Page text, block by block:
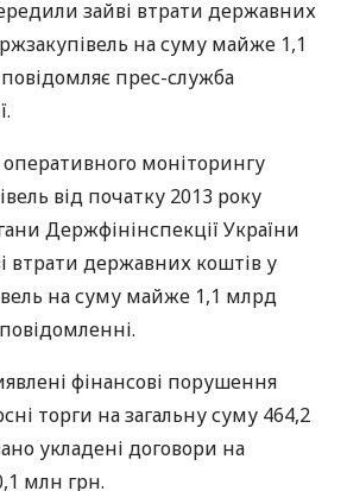
зайві втрати державних
на суму майже 1,1
прес-служба
оперативного моніторингу
від початку 2013 року
Держфінінспекції України
втрати державних коштів у
на суму майже 1,1 млрд
фінансові порушення
торги на загальну суму 464,2
укладені договори на
млн грн.